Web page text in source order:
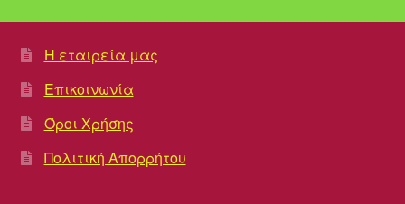
Η εταιρεία μας
Επικοινωνία
Όροι Χρήσης
Πολιτική Απορρήτου